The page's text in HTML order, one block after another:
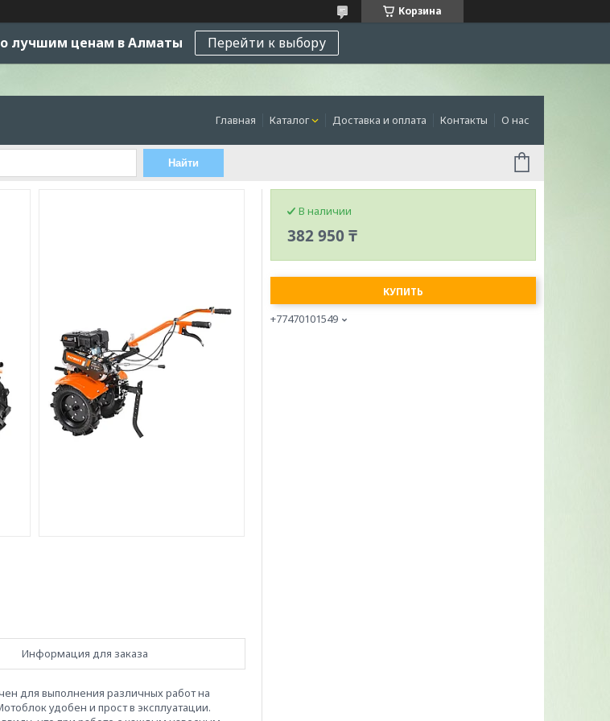
Корзина
лучшим ценам в Алматы Перейти к выбору
Главная Каталог Доставка и оплата Контакты О нас
Найти
Информация для заказа
для выполнения различных работ на
удобен и прост в эксплуатации.
В наличии
382 950 ₸
КУПИТЬ
+77470101549